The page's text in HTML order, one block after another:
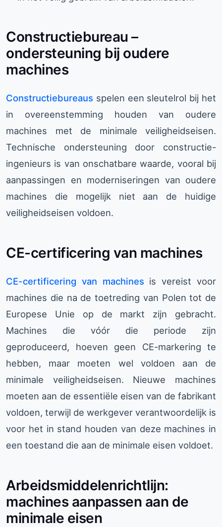
Constructiebureau –
ondersteuning bij oudere
machines
Constructiebureaus spelen een sleutelrol bij het
in overeenstemming houden van oudere
machines met de minimale veiligheidseisen.
Technische ondersteuning door constructie-
ingenieurs is van onschatbare waarde, vooral bij
aanpassingen en moderniseringen van oudere
machines die mogelijk niet aan de huidige
veiligheidseisen voldoen.
CE-certificering van machines
CE-certificering van machines is vereist voor
machines die na de toetreding van Polen tot de
Europese Unie op de markt zijn gebracht.
Machines die vóór die periode zijn
geproduceerd, hoeven geen CE-markering te
hebben, maar moeten wel voldoen aan de
minimale veiligheidseisen. Nieuwe machines
moeten aan de essentiële eisen van de fabrikant
voldoen, terwijl de werkgever verantwoordelijk is
voor het in stand houden van deze machines in
een toestand die aan de minimale eisen voldoet.
Arbeidsmiddelenrichtlijn:
machines aanpassen aan de
minimale eisen